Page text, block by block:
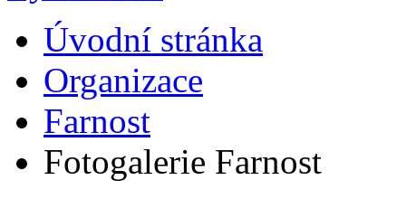
Úvodní stránka
Organizace
Farnost
Fotogalerie Farnost